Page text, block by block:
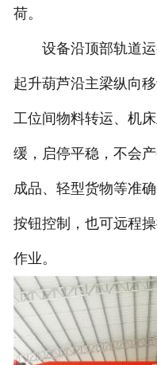
荷。
设备沿顶部轨道运
起升葫芦沿主梁纵向
工位间物料转运、机
缓，启停平稳，不会
成品、轻型货物等准
按钮控制，也可远程
作业。